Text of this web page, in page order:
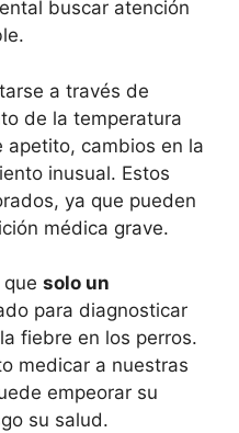
buscar atención
a través de
de la temperatura
apetito, cambios en la
inusual. Estos
ya que pueden
médica grave.
solo un
para diagnosticar
fiebre en los perros.
medicar a nuestras
empeorar su
su salud.